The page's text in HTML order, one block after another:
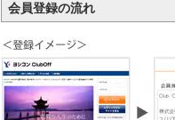
会員登録の流れ